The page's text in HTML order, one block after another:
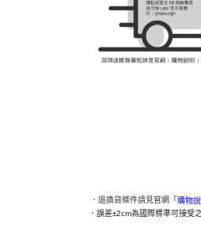
．退換貨條件請見官網「購物
． 誤差±2cm為國際標準可接受